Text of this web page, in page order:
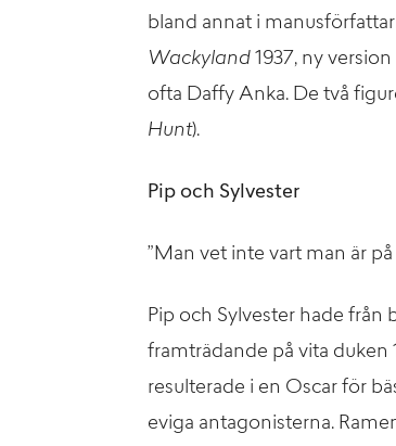
bland annat i
Wackyland 1937, ny
ofta Daffy Anka. De två
Hunt).
Pip och Sylvester
”Man vet inte vart man är
Pip och Sylvester hade från
framträdande på vita duken
resulterade i en Oscar för
eviga antagonisterna.